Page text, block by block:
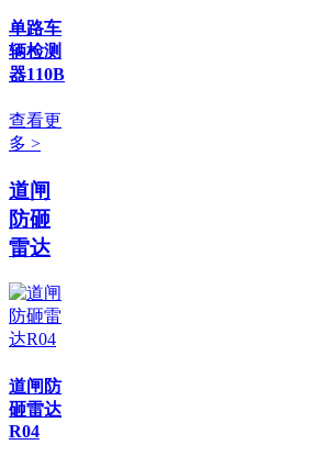
单路车
辆检测
器110B
查看更
多 >
道闸
防砸
雷达
道闸防
砸雷达
R04